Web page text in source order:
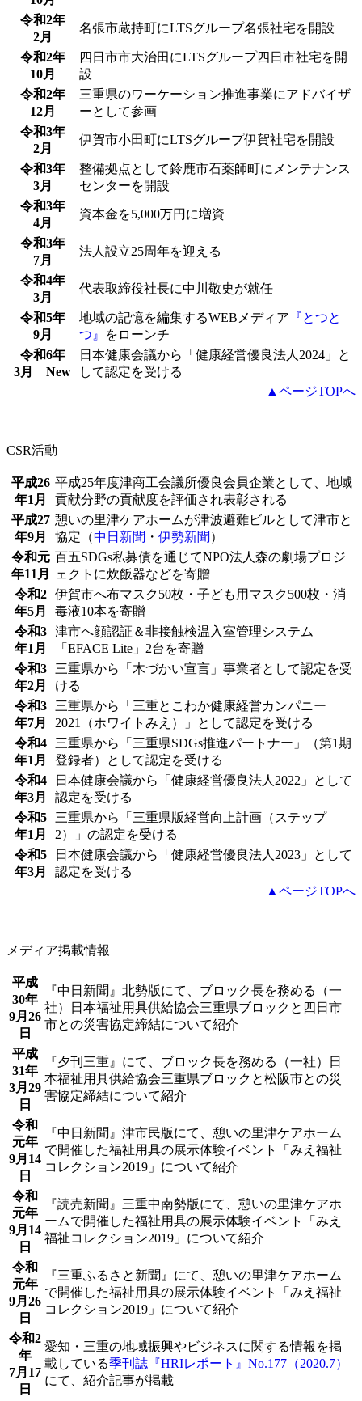
令和2年
2月
名張市蔵持町にLTSグループ名張社宅を開設
令和2年
10月
四日市市大治田にLTSグループ四日市社宅を開
設
令和2年
12月
三重県のワーケーション推進事業にアドバイザ
ーとして参画
令和3年
2月
伊賀市小田町にLTSグループ伊賀社宅を開設
令和3年
3月
整備拠点として鈴鹿市石薬師町にメンテナンス
センターを開設
令和3年
4月
資本金を5,000万円に増資
令和3年
7月
法人設立25周年を迎える
令和4年
3月
代表取締役社長に中川敬史が就任
令和5年
9月
地域の記憶を編集するWEBメディア 『とつと
つ』
をローンチ
令和6年
3月
New
日本健康会議から「健康経営優良法人2024」と
して認定を受ける
▲ページTOPへ
CSR活動
平成26
年1月
平成25年度津商工会議所優良会員企業として、地域
貢献分野の貢献度を評価され表彰される
平成27
年9月
憩いの里津ケアホームが津波避難ビルとして津市と
協定（中日新聞 ・ 伊勢新聞 ）
令和元
年11月
百五SDGs私募債を通じてNPO法人森の劇場プロジ
ェクトに炊飯器などを寄贈
令和2
年5月
伊賀市へ布マスク50枚・子ども用マスク500枚・消
毒液10本を寄贈
令和3
年1月
津市へ顔認証＆非接触検温入室管理システム
「EFACE Lite」2台を寄贈
令和3
年2月
三重県から「木づかい宣言」事業者として認定を受
ける
令和3
年7月
三重県から「三重とこわか健康経営カンパニー
2021（ホワイトみえ）」として認定を受ける
令和4
年1月
三重県から「三重県SDGs推進パートナー」（第1期
登録者）として認定を受ける
令和4
年3月
日本健康会議から「健康経営優良法人2022」として
認定を受ける
令和5
年1月
三重県から「三重県版経営向上計画（ステップ
2）」の認定を受ける
令和5
年3月
日本健康会議から「健康経営優良法人2023」として
認定を受ける
▲ページTOPへ
メディア掲載情報
平成
30年
9月26
日
『中日新聞』北勢版にて、ブロック長を務める（一
社）日本福祉用具供給協会三重県ブロックと四日市
市との災害協定締結について紹介
平成
31年
3月29
日
『夕刊三重』にて、ブロック長を務める（一社）日
本福祉用具供給協会三重県ブロックと松阪市との災
害協定締結について紹介
令和
元年
9月14
日
『中日新聞』津市民版にて、憩いの里津ケアホーム
で開催した福祉用具の展示体験イベント「みえ福祉
コレクション2019」について紹介
令和
元年
9月14
日
『読売新聞』三重中南勢版にて、憩いの里津ケアホ
ームで開催した福祉用具の展示体験イベント「みえ
福祉コレクション2019」について紹介
令和
元年
9月26
日
『三重ふるさと新聞』にて、憩いの里津ケアホーム
で開催した福祉用具の展示体験イベント「みえ福祉
コレクション2019」について紹介
令和2
年
7月17
日
愛知・三重の地域振興やビジネスに関する情報を掲
載している季刊誌『HRIレポート』No.177（2020.7）
にて、紹介記事が掲載